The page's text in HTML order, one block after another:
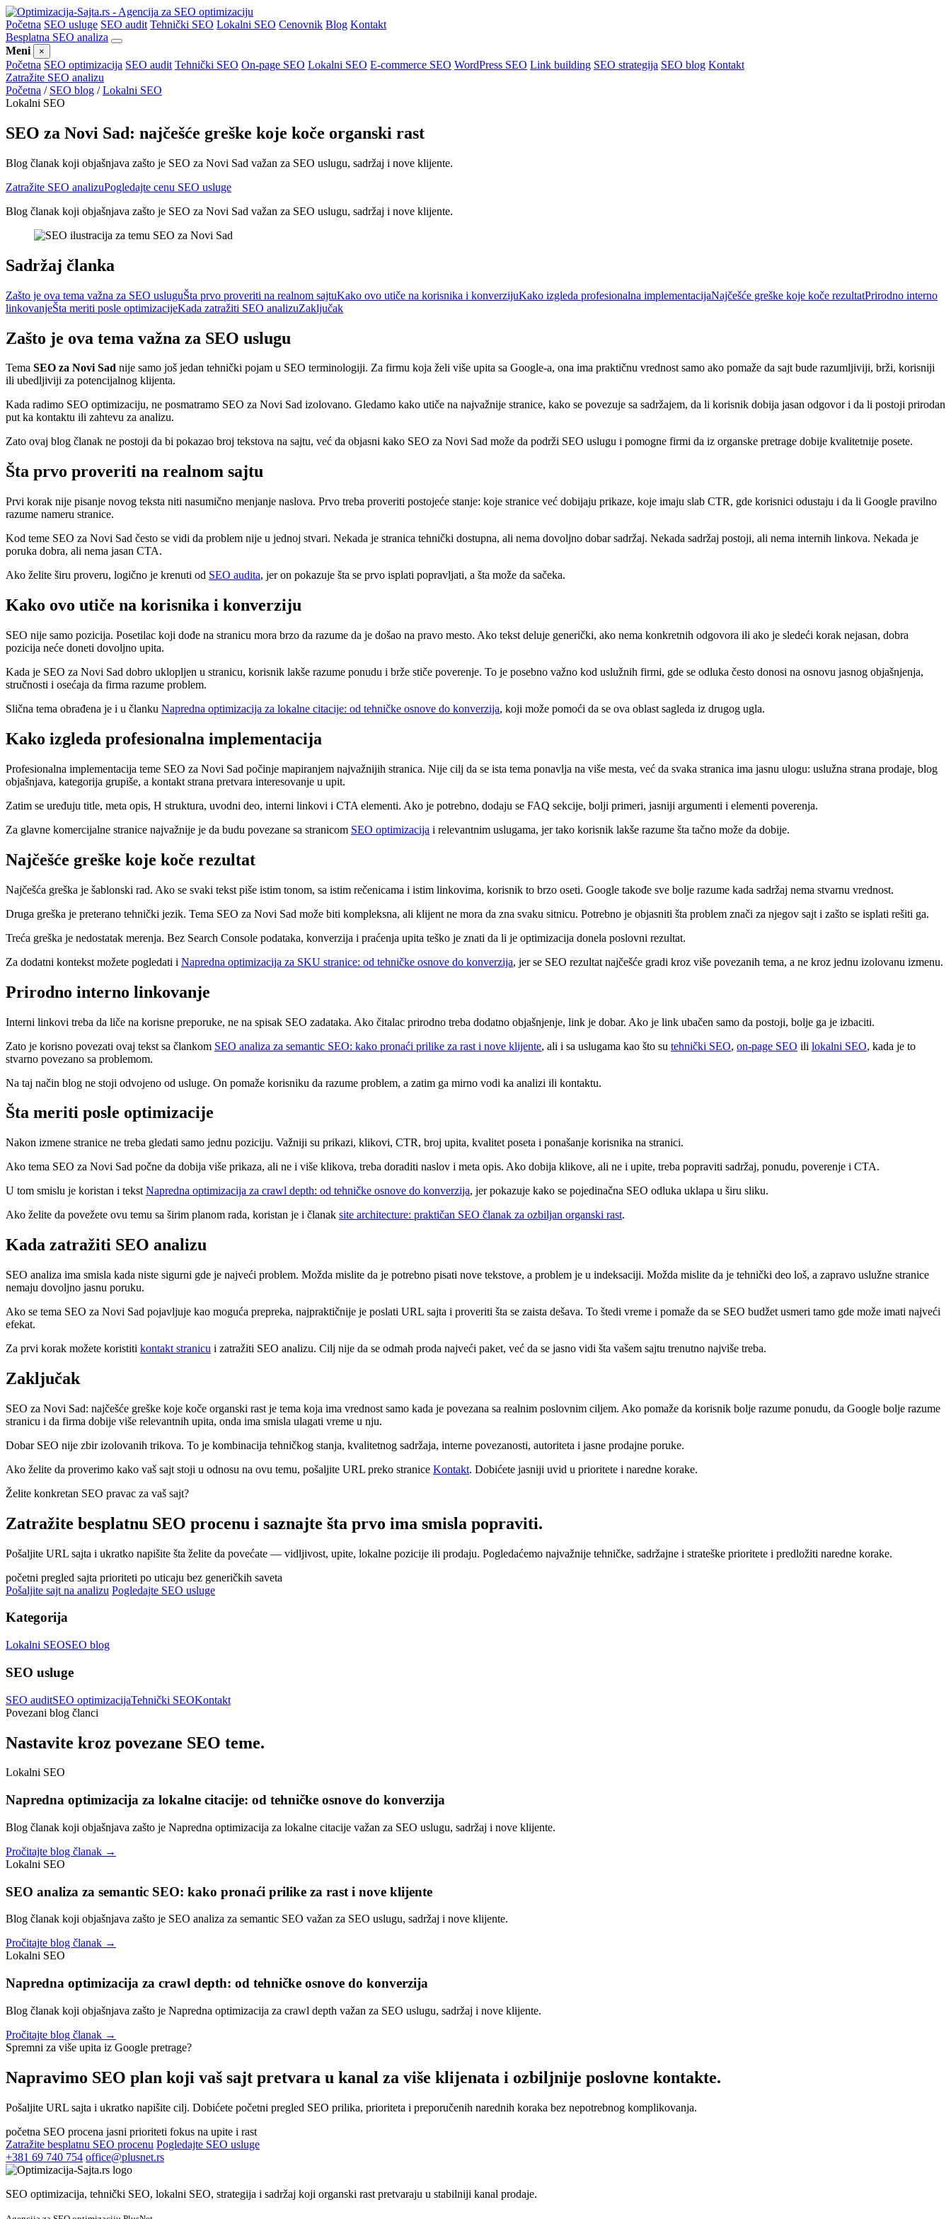
Početna SEO usluge SEO audit Tehnički SEO Lokalni SEO Cenovnik Blog Kontakt
Besplatna SEO analiza
Meni
×
Početna SEO optimizacija SEO audit Tehnički SEO On-page SEO Lokalni SEO E-commerce SEO WordPress SEO Link building SEO strategija SEO blog Kontakt
Zatražite SEO analizu
Početna / SEO blog /Lokalni SEO
Lokalni SEO
SEO za Novi Sad: najčešće greške koje koče organski rast
Blog članak koji objašnjava zašto je SEO za Novi Sad važan za SEO uslugu, sadržaj i nove klijente.
Zatražite SEO analizuPogledajte cenu SEO usluge
Blog članak koji objašnjava zašto je SEO za Novi Sad važan za SEO uslugu, sadržaj i nove klijente.
Sadržaj članka
Zašto je ova tema važna za SEO usluguŠta prvo proveriti na realnom sajtuKako ovo utiče na korisnika i konverzijuKako izgleda profesionalna implementacijaNajčešće greške koje koče rezultatPrirodno interno
linkovanjeŠta meriti posle optimizacijeKada zatražiti SEO analizuZaključak
Zašto je ova tema važna za SEO uslugu
Tema SEO za Novi Sad nije samo još jedan tehnički pojam u SEO terminologiji. Za firmu koja želi više upita sa Google-a, ona ima praktičnu vrednost samo ako pomaže da sajt bude razumljiviji, brži, korisniji
ili ubedljiviji za potencijalnog klijenta.
Kada radimo SEO optimizaciju, ne posmatramo SEO za Novi Sad izolovano. Gledamo kako utiče na najvažnije stranice, kako se povezuje sa sadržajem, da li korisnik dobija jasan odgovor i da li postoji prirodan
put ka kontaktu ili zahtevu za analizu.
Zato ovaj blog članak ne postoji da bi pokazao broj tekstova na sajtu, već da objasni kako SEO za Novi Sad može da podrži SEO uslugu i pomogne firmi da iz organske pretrage dobije kvalitetnije posete.
Šta prvo proveriti na realnom sajtu
Prvi korak nije pisanje novog teksta niti nasumično menjanje naslova. Prvo treba proveriti postojeće stanje: koje stranice već dobijaju prikaze, koje imaju slab CTR, gde korisnici odustaju i da li Google pravilno
razume nameru stranice.
Kod teme SEO za Novi Sad često se vidi da problem nije u jednoj stvari. Nekada je stranica tehnički dostupna, ali nema dovoljno dobar sadržaj. Nekada sadržaj postoji, ali nema internih linkova. Nekada je
poruka dobra, ali nema jasan CTA.
Ako želite širu proveru, logično je krenuti od SEO audita, jer on pokazuje šta se prvo isplati popravljati, a šta može da sačeka.
Kako ovo utiče na korisnika i konverziju
SEO nije samo pozicija. Posetilac koji dođe na stranicu mora brzo da razume da je došao na pravo mesto. Ako tekst deluje generički, ako nema konkretnih odgovora ili ako je sledeći korak nejasan, dobra
pozicija neće doneti dovoljno upita.
Kada je SEO za Novi Sad dobro uklopljen u stranicu, korisnik lakše razume ponudu i brže stiče poverenje. To je posebno važno kod uslužnih firmi, gde se odluka često donosi na osnovu jasnog objašnjenja,
stručnosti i osećaja da firma razume problem.
Slična tema obrađena je i u članku Napredna optimizacija za lokalne citacije: od tehničke osnove do konverzija, koji može pomoći da se ova oblast sagleda iz drugog ugla.
Kako izgleda profesionalna implementacija
Profesionalna implementacija teme SEO za Novi Sad počinje mapiranjem najvažnijih stranica. Nije cilj da se ista tema ponavlja na više mesta, već da svaka stranica ima jasnu ulogu: uslužna strana prodaje, blog
objašnjava, kategorija grupiše, a kontakt strana pretvara interesovanje u upit.
Zatim se uređuju title, meta opis, H struktura, uvodni deo, interni linkovi i CTA elementi. Ako je potrebno, dodaju se FAQ sekcije, bolji primeri, jasniji argumenti i elementi poverenja.
Za glavne komercijalne stranice najvažnije je da budu povezane sa stranicom SEO optimizacija i relevantnim uslugama, jer tako korisnik lakše razume šta tačno može da dobije.
Najčešće greške koje koče rezultat
Najčešća greška je šablonski rad. Ako se svaki tekst piše istim tonom, sa istim rečenicama i istim linkovima, korisnik to brzo oseti. Google takođe sve bolje razume kada sadržaj nema stvarnu vrednost.
Druga greška je preterano tehnički jezik. Tema SEO za Novi Sad može biti kompleksna, ali klijent ne mora da zna svaku sitnicu. Potrebno je objasniti šta problem znači za njegov sajt i zašto se isplati rešiti ga.
Treća greška je nedostatak merenja. Bez Search Console podataka, konverzija i praćenja upita teško je znati da li je optimizacija donela poslovni rezultat.
Za dodatni kontekst možete pogledati i Napredna optimizacija za SKU stranice: od tehničke osnove do konverzija, jer se SEO rezultat najčešće gradi kroz više povezanih tema, a ne kroz jednu izolovanu izmenu.
Prirodno interno linkovanje
Interni linkovi treba da liče na korisne preporuke, ne na spisak SEO zadataka. Ako čitalac prirodno treba dodatno objašnjenje, link je dobar. Ako je link ubačen samo da postoji, bolje ga je izbaciti.
Zato je korisno povezati ovaj tekst sa člankom SEO analiza za semantic SEO: kako pronaći prilike za rast i nove klijente, ali i sa uslugama kao što su tehnički SEO, on-page SEO ili lokalni SEO, kada je to
stvarno povezano sa problemom.
Na taj način blog ne stoji odvojeno od usluge. On pomaže korisniku da razume problem, a zatim ga mirno vodi ka analizi ili kontaktu.
Šta meriti posle optimizacije
Nakon izmene stranice ne treba gledati samo jednu poziciju. Važniji su prikazi, klikovi, CTR, broj upita, kvalitet poseta i ponašanje korisnika na stranici.
Ako tema SEO za Novi Sad počne da dobija više prikaza, ali ne i više klikova, treba doraditi naslov i meta opis. Ako dobija klikove, ali ne i upite, treba popraviti sadržaj, ponudu, poverenje i CTA.
U tom smislu je koristan i tekst Napredna optimizacija za crawl depth: od tehničke osnove do konverzija, jer pokazuje kako se pojedinačna SEO odluka uklapa u širu sliku.
Ako želite da povežete ovu temu sa širim planom rada, koristan je i članak site architecture: praktičan SEO članak za ozbiljan organski rast.
Kada zatražiti SEO analizu
SEO analiza ima smisla kada niste sigurni gde je najveći problem. Možda mislite da je potrebno pisati nove tekstove, a problem je u indeksaciji. Možda mislite da je tehnički deo loš, a zapravo uslužne stranice
nemaju dovoljno jasnu poruku.
Ako se tema SEO za Novi Sad pojavljuje kao moguća prepreka, najpraktičnije je poslati URL sajta i proveriti šta se zaista dešava. To štedi vreme i pomaže da se SEO budžet usmeri tamo gde može imati najveći
efekat.
Za prvi korak možete koristiti kontakt stranicu i zatražiti SEO analizu. Cilj nije da se odmah proda najveći paket, već da se jasno vidi šta vašem sajtu trenutno najviše treba.
Zaključak
SEO za Novi Sad: najčešće greške koje koče organski rast je tema koja ima vrednost samo kada je povezana sa realnim poslovnim ciljem. Ako pomaže da korisnik bolje razume ponudu, da Google bolje razume
stranicu i da firma dobije više relevantnih upita, onda ima smisla ulagati vreme u nju.
Dobar SEO nije zbir izolovanih trikova. To je kombinacija tehničkog stanja, kvalitetnog sadržaja, interne povezanosti, autoriteta i jasne prodajne poruke.
Ako želite da proverimo kako vaš sajt stoji u odnosu na ovu temu, pošaljite URL preko stranice Kontakt. Dobićete jasniji uvid u prioritete i naredne korake.
Želite konkretan SEO pravac za vaš sajt?
Zatražite besplatnu SEO procenu i saznajte šta prvo ima smisla popraviti.
Pošaljite URL sajta i ukratko napišite šta želite da povećate — vidljivost, upite, lokalne pozicije ili prodaju. Pogledaćemo najvažnije tehničke, sadržajne i strateške prioritete i predložiti naredne korake.
početni pregled sajta prioriteti po uticaju bez generičkih saveta
Pošaljite sajt na analizu Pogledajte SEO usluge
Kategorija
Lokalni SEOSEO blog
SEO usluge
SEO auditSEO optimizacijaTehnički SEOKontakt
Povezani blog članci
Nastavite kroz povezane SEO teme.
Lokalni SEO
Napredna optimizacija za lokalne citacije: od tehničke osnove do konverzija
Blog članak koji objašnjava zašto je Napredna optimizacija za lokalne citacije važan za SEO uslugu, sadržaj i nove klijente.
Pročitajte blog članak →
Lokalni SEO
SEO analiza za semantic SEO: kako pronaći prilike za rast i nove klijente
Blog članak koji objašnjava zašto je SEO analiza za semantic SEO važan za SEO uslugu, sadržaj i nove klijente.
Pročitajte blog članak →
Lokalni SEO
Napredna optimizacija za crawl depth: od tehničke osnove do konverzija
Blog članak koji objašnjava zašto je Napredna optimizacija za crawl depth važan za SEO uslugu, sadržaj i nove klijente.
Pročitajte blog članak →
Spremni za više upita iz Google pretrage?
Napravimo SEO plan koji vaš sajt pretvara u kanal za više klijenata i ozbiljnije poslovne kontakte.
Pošaljite URL sajta i ukratko napišite cilj. Dobićete početni pregled SEO prilika, prioriteta i preporučenih narednih koraka bez nepotrebnog komplikovanja.
početna SEO procena jasni prioriteti fokus na upite i rast
Zatražite besplatnu SEO procenu Pogledajte SEO usluge
+381 69 740 754 office@plusnet.rs
SEO optimizacija, tehnički SEO, lokalni SEO, strategija i sadržaj koji organski rast pretvaraju u stabilniji kanal prodaje.